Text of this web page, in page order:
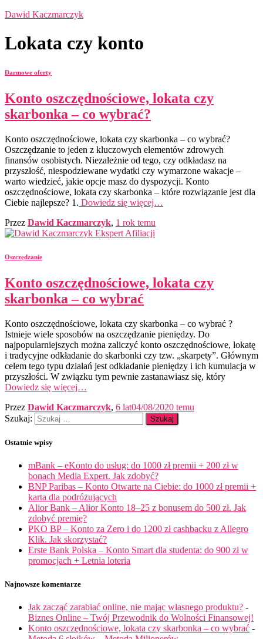
Dawid Kaczmarczyk
Lokata czy konto
Darmowe oferty
Konto oszczędnościowe, lokata czy
skarbonka – co wybrać?
Konto oszczędnościowe, lokata czy skarbonka – co wybrać?
Oszczędzanie to jeden z kluczowych elementów zdrowych
finansów osobistych. Niezależnie od tego, czy odkładasz na
przyszłość, niespodziewane wydatki czy wymarzone wakacje –
warto wiedzieć, jakie opcje masz do dyspozycji. Konto
oszczędnościowe, lokata czy skarbonka – które rozwiązanie jest dla
Ciebie najlepsze? 1. Dowiedz się więcej…
Przez Dawid Kaczmarczyk, 1 rok temu
Oszczędzanie
Konto oszczędnościowe, lokata czy
skarbonka – co wybrać
Konto oszczędnościowe, lokata czy skarbonka – co wybrać ?
Istnieje wiele sposobów na oszczędzanie pieniędzy. Do
najpopularniejszych można zaliczyć konto oszczędnościowe, lokatę
i tradycyjne odkładanie do skarbonki czy tzw. „skarpety”. Głównym
celem tego typu działań jest odkładanie pieniędzy i ich kumulacja w
przyszłości. W związku tym pewnie zastanawiasz się, który
Dowiedz się więcej…
Przez Dawid Kaczmarczyk, 6 lat04/08/2020 temu
Szukaj:
Ostatnie wpisy
mBank – eKonto do usług: do 1000 zł premii + 200 zł w
bonach Media Expert. Jak zdobyć?
BNP Paribas – Konto Otwarte na Ciebie: do 1000 zł premii +
karta dla podróżujących
Alior Bank – Alior Konto 18–25 z bonusem do 500 zł. Jak
zdobyć premię?
PKO BP – Konto za Zero i do 1200 zł cashbacku z Allegro
Klik. Jak skorzystać?
Erste Bank Polska – Konto Smart dla studenta: do 900 zł w
promocjach + Letnia loteria
Najnowsze komentarze
Jak zacząć zarabiać online, nie mając własnego produktu? -
Biznes Online – Twój Przewodnik do Wolności Finansowej!
Konto oszczędnościowe, lokata czy skarbonka – co wybrać -